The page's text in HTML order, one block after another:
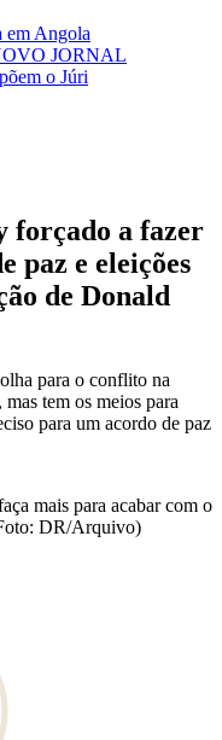
em Angola
JORNAL
o Júri
forçado a fazer
paz e eleições
de Donald
para o conflito na
tem os meios para
para um acordo de paz
mais para acabar com o
DR/Arquivo)